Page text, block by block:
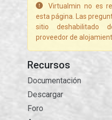
Virtualmin no es
esta página. Las
sitio deshabilitado
proveedor de
Recursos
Documentación
Descargar
Foro